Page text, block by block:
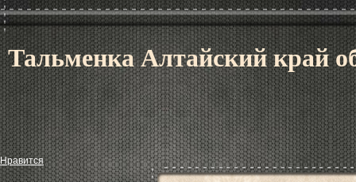
Тальменка Алтайский край
Нравится